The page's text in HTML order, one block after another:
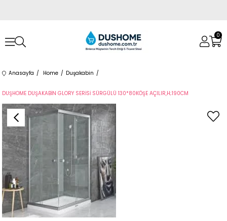
0
Anasayfa Home Duşakabin
DUŞHOME DUŞAKABİN GLORY SERİSİ SÜRGÜLÜ 130*80KÖŞE AÇILIR,H;190CM